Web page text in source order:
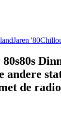
Jaren '80
andere
de